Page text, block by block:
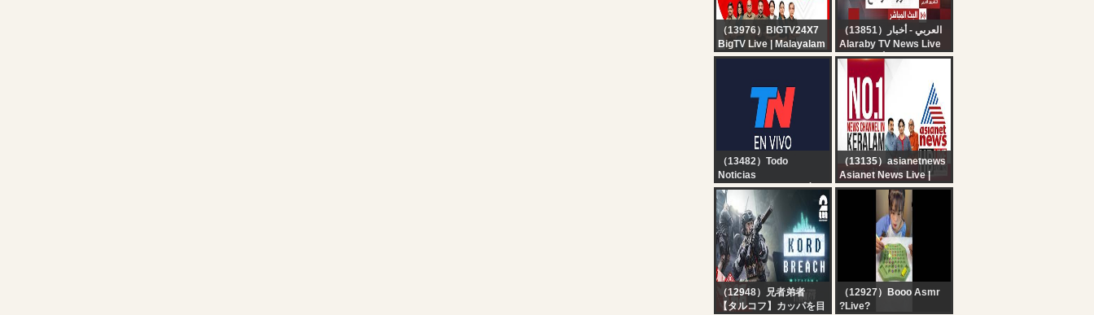
（13976）BIGTV24X7
BigTV Live | Malayalam
News Live | BIG TV
Rain | Arjun Ayanki
（13851）العربي - أخبار
Alaraby TV News Live
قناة العربي أخبار | البث
الحي المباشر
（13482）Todo
Noticias
TN EN VIVO - SEGUÍ LA
TRANSMISIÓN EN VIVO
DE TODO NOTICIAS
（13135）asianetnews
Asianet News Live |
Malayalam Live News |
Kerala News Updates |
Breaking News | Kerala
（12948）兄者弟者
【タルコフ】カッパを目
（12927）Booo Asmr
?Live?